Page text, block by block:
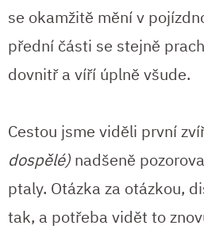
se okamžitě mění v
přední části se stejně
dovnitř a víří úplně všude.
Cestou jsme viděli první
dospělé) nadšeně
ptaly. Otázka za otázkou,
tak, a potřeba vidět to